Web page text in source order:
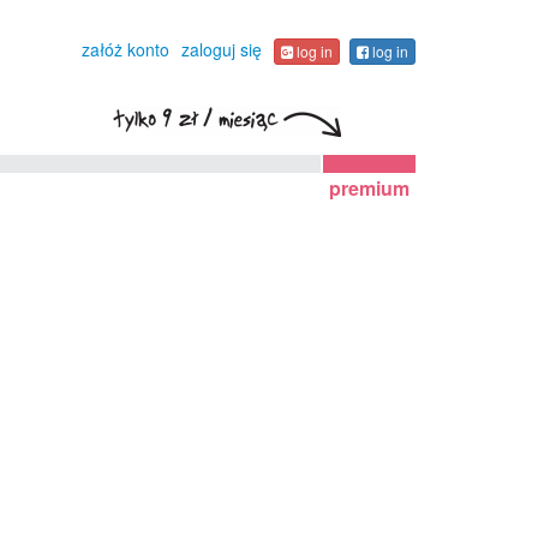
załóż konto zaloguj się log in log in
premium